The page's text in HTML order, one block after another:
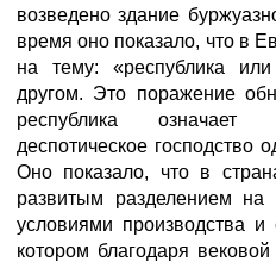
возведено здание
время оно показало, что в
на тему: «республика
другом. Это поражение
республика означает
деспотическое господство
Оно показало, что в
развитым разделением
условиями производства
котором благодаря